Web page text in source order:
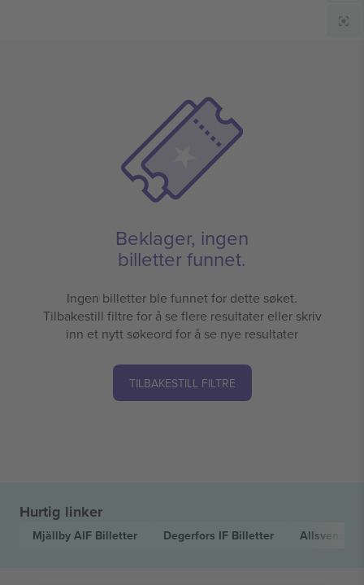
Beklager, ingen
billetter funnet.
Ingen billetter ble funnet for dette søket.
Tilbakestill filtre for å se flere resultater eller skriv
inn et nytt søkeord for å se nye resultater
TILBAKESTILL FILTRE
Hurtig linker
Mjällby AIF Billetter Degerfors IF Billetter